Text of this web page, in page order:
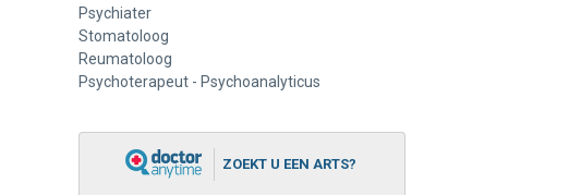
Psychiater
Stomatoloog
Reumatoloog
Psychoterapeut - Psychoanalyticus
ZOEKT U EEN ARTS?